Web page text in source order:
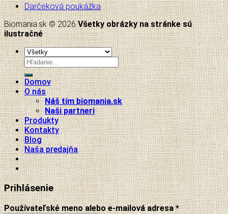
Darčeková poukážka
Biomania.sk © 2026Všetky obrázky na stránke sú
ilustračné
Hľadať:
Domov
O nás
Náš tím biomania.sk
Naši partneri
Produkty
Kontakty
Blog
Naša predajňa
Prihlásenie
Používateľské meno alebo e-mailová adresa*